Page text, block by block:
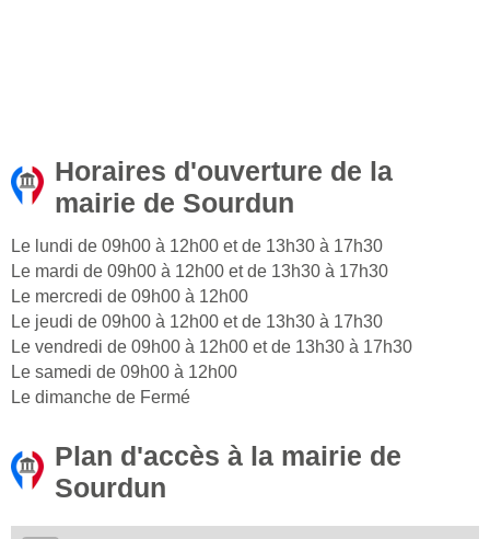
Horaires d'ouverture de la
mairie de Sourdun
Le lundi de 09h00 à 12h00 et de 13h30 à 17h30
Le mardi de 09h00 à 12h00 et de 13h30 à 17h30
Le mercredi de 09h00 à 12h00
Le jeudi de 09h00 à 12h00 et de 13h30 à 17h30
Le vendredi de 09h00 à 12h00 et de 13h30 à 17h30
Le samedi de 09h00 à 12h00
Le dimanche de Fermé
Plan d'accès à la mairie de
Sourdun